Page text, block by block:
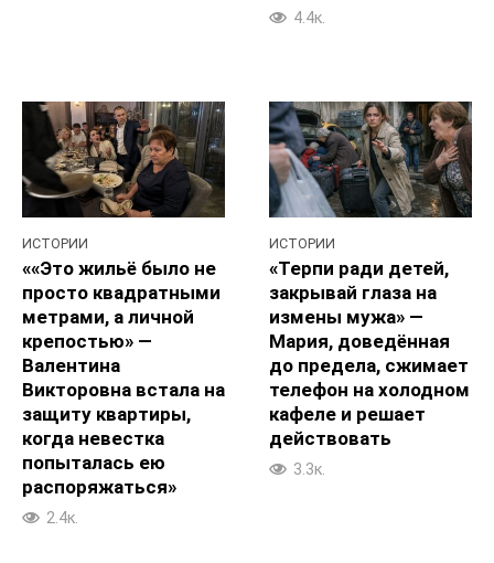
4.4к.
ИСТОРИИ
««Это жильё было не
просто квадратными
метрами, а личной
крепостью» —
Валентина
Викторовна встала на
защиту квартиры,
когда невестка
попыталась ею
распоряжаться»
2.4к.
ИСТОРИИ
«Терпи ради детей,
закрывай глаза на
измены мужа» —
Мария, доведённая
до предела, сжимает
телефон на холодном
кафеле и решает
действовать
3.3к.